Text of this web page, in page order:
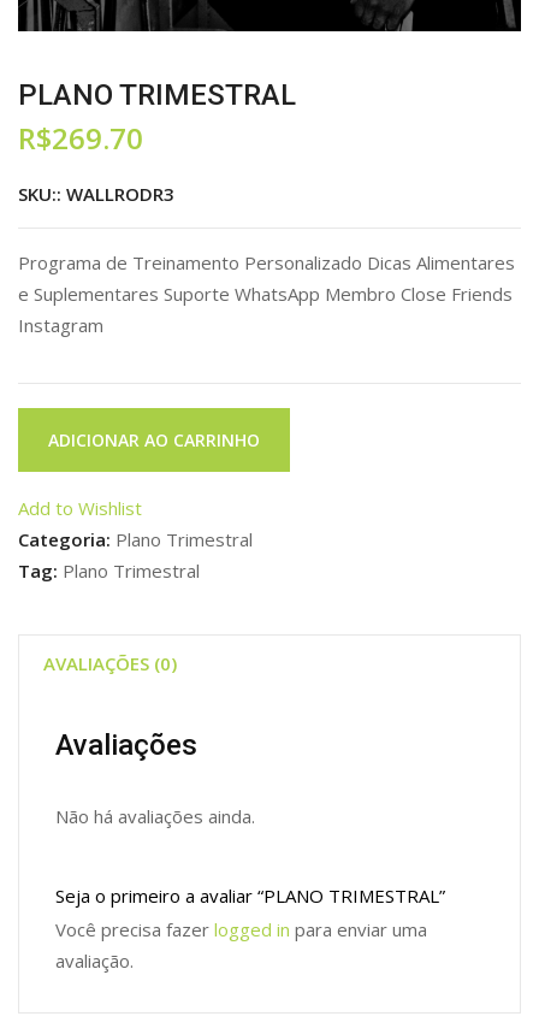
PLANO TRIMESTRAL
R$269.70
SKU:: WALLRODR3
Programa de Treinamento Personalizado Dicas Alimentares
e Suplementares Suporte WhatsApp Membro Close Friends
Instagram
TRIMESTRAL
ADICIONAR AO CARRINHO
Add to Wishlist
Categoria: Plano Trimestral
Tag: Plano Trimestral
AVALIAÇÕES (0)
Avaliações
Não há avaliações ainda.
Seja o primeiro a avaliar “PLANO TRIMESTRAL”
Você precisa fazer logged in para enviar uma
avaliação.